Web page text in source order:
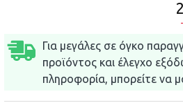
Για μεγάλες σε όγκο
προϊόντος και έλεγχο
πληροφορία, μπορείτε να